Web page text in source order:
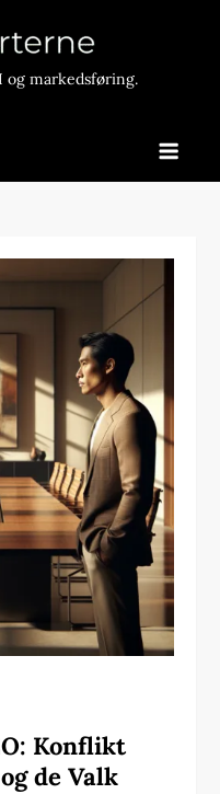
og markedsføring.
Konflikt
de Valk